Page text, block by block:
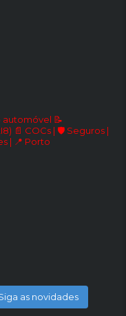
automóvel 📝
📄 COCs | 🛡️ Seguros |
| 📍 Porto
as novidades